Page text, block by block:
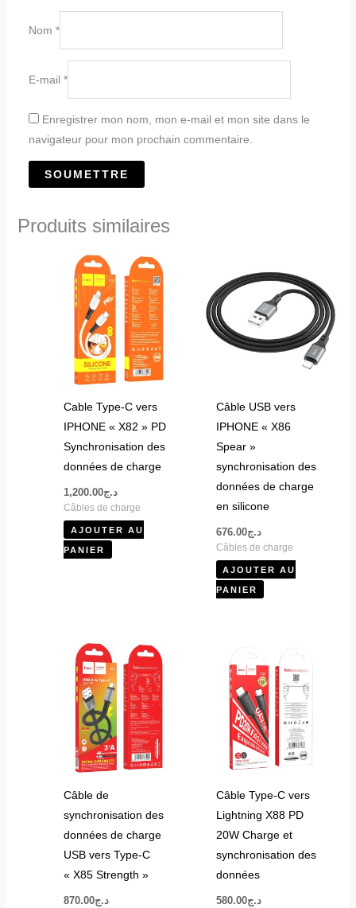
Nom *
E-mail *
Enregistrer mon nom, mon e-mail et mon site dans le
navigateur pour mon prochain commentaire.
Produits similaires
Cable Type-C vers
IPHONE « X82 » PD
Synchronisation des
données de charge
د.ج1,200.00
Câbles de charge
AJOUTER AU
PANIER
Câble USB vers
IPHONE « X86
Spear »
synchronisation des
données de charge
en silicone
د.ج676.00
Câbles de charge
AJOUTER AU
PANIER
Câble de
synchronisation des
données de charge
USB vers Type-C
« X85 Strength »
د.ج870.00
Ce
produit
a
plusieurs
variations.
Les
options
Câble Type-C vers
Lightning X88 PD
20W Charge et
synchronisation des
données
د.ج580.00